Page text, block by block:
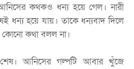
কথকও ধন্য হয়ে গেল। নারী
ধন্য হয়ে যায়। তাকে ধন্যবাদ দিলে
কোনো কথা বলল না।
আনিসের গল্পটি আবার খুঁজে